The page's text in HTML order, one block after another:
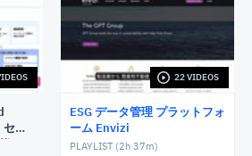
サステナビリティレポーティングマネージ
るESGレポート作成機能のご紹介
2023
Scope3データ管理機能のご紹介
24, 2023
】サステナビリティプログラムトラッキング
セ
22 VIDEOS
ESG データ管理 プラットフォ
ーム Envizi
PLAYLIST (2h 37m)